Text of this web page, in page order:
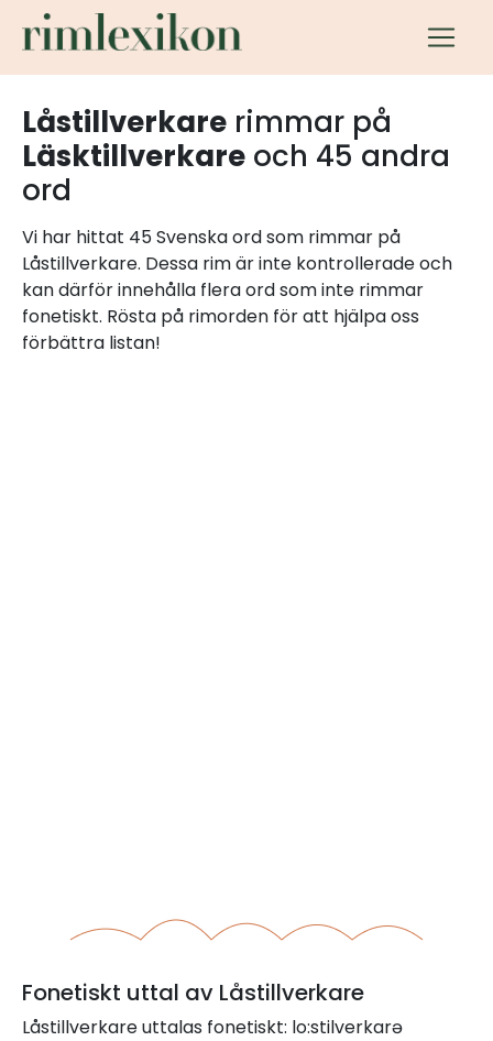
Låstillverkare rimmar på
Läsktillverkare och 45 andra
ord
Vi har hittat 45 Svenska ord som rimmar på
Låstillverkare. Dessa rim är inte kontrollerade och
kan därför innehålla flera ord som inte rimmar
fonetiskt. Rösta på rimorden för att hjälpa oss
förbättra listan!
Fonetiskt uttal av Låstillverkare
Låstillverkare uttalas fonetiskt: lo:stilverkarə